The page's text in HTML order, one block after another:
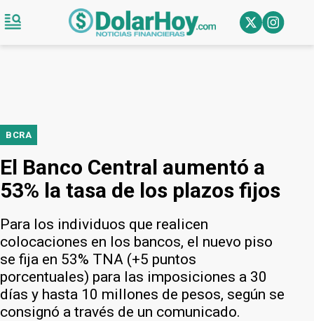
BCRA
El Banco Central aumentó a
53% la tasa de los plazos fijos
Para los individuos que realicen
colocaciones en los bancos, el nuevo piso
se fija en 53% TNA (+5 puntos
porcentuales) para las imposiciones a 30
días y hasta 10 millones de pesos, según se
consignó a través de un comunicado.